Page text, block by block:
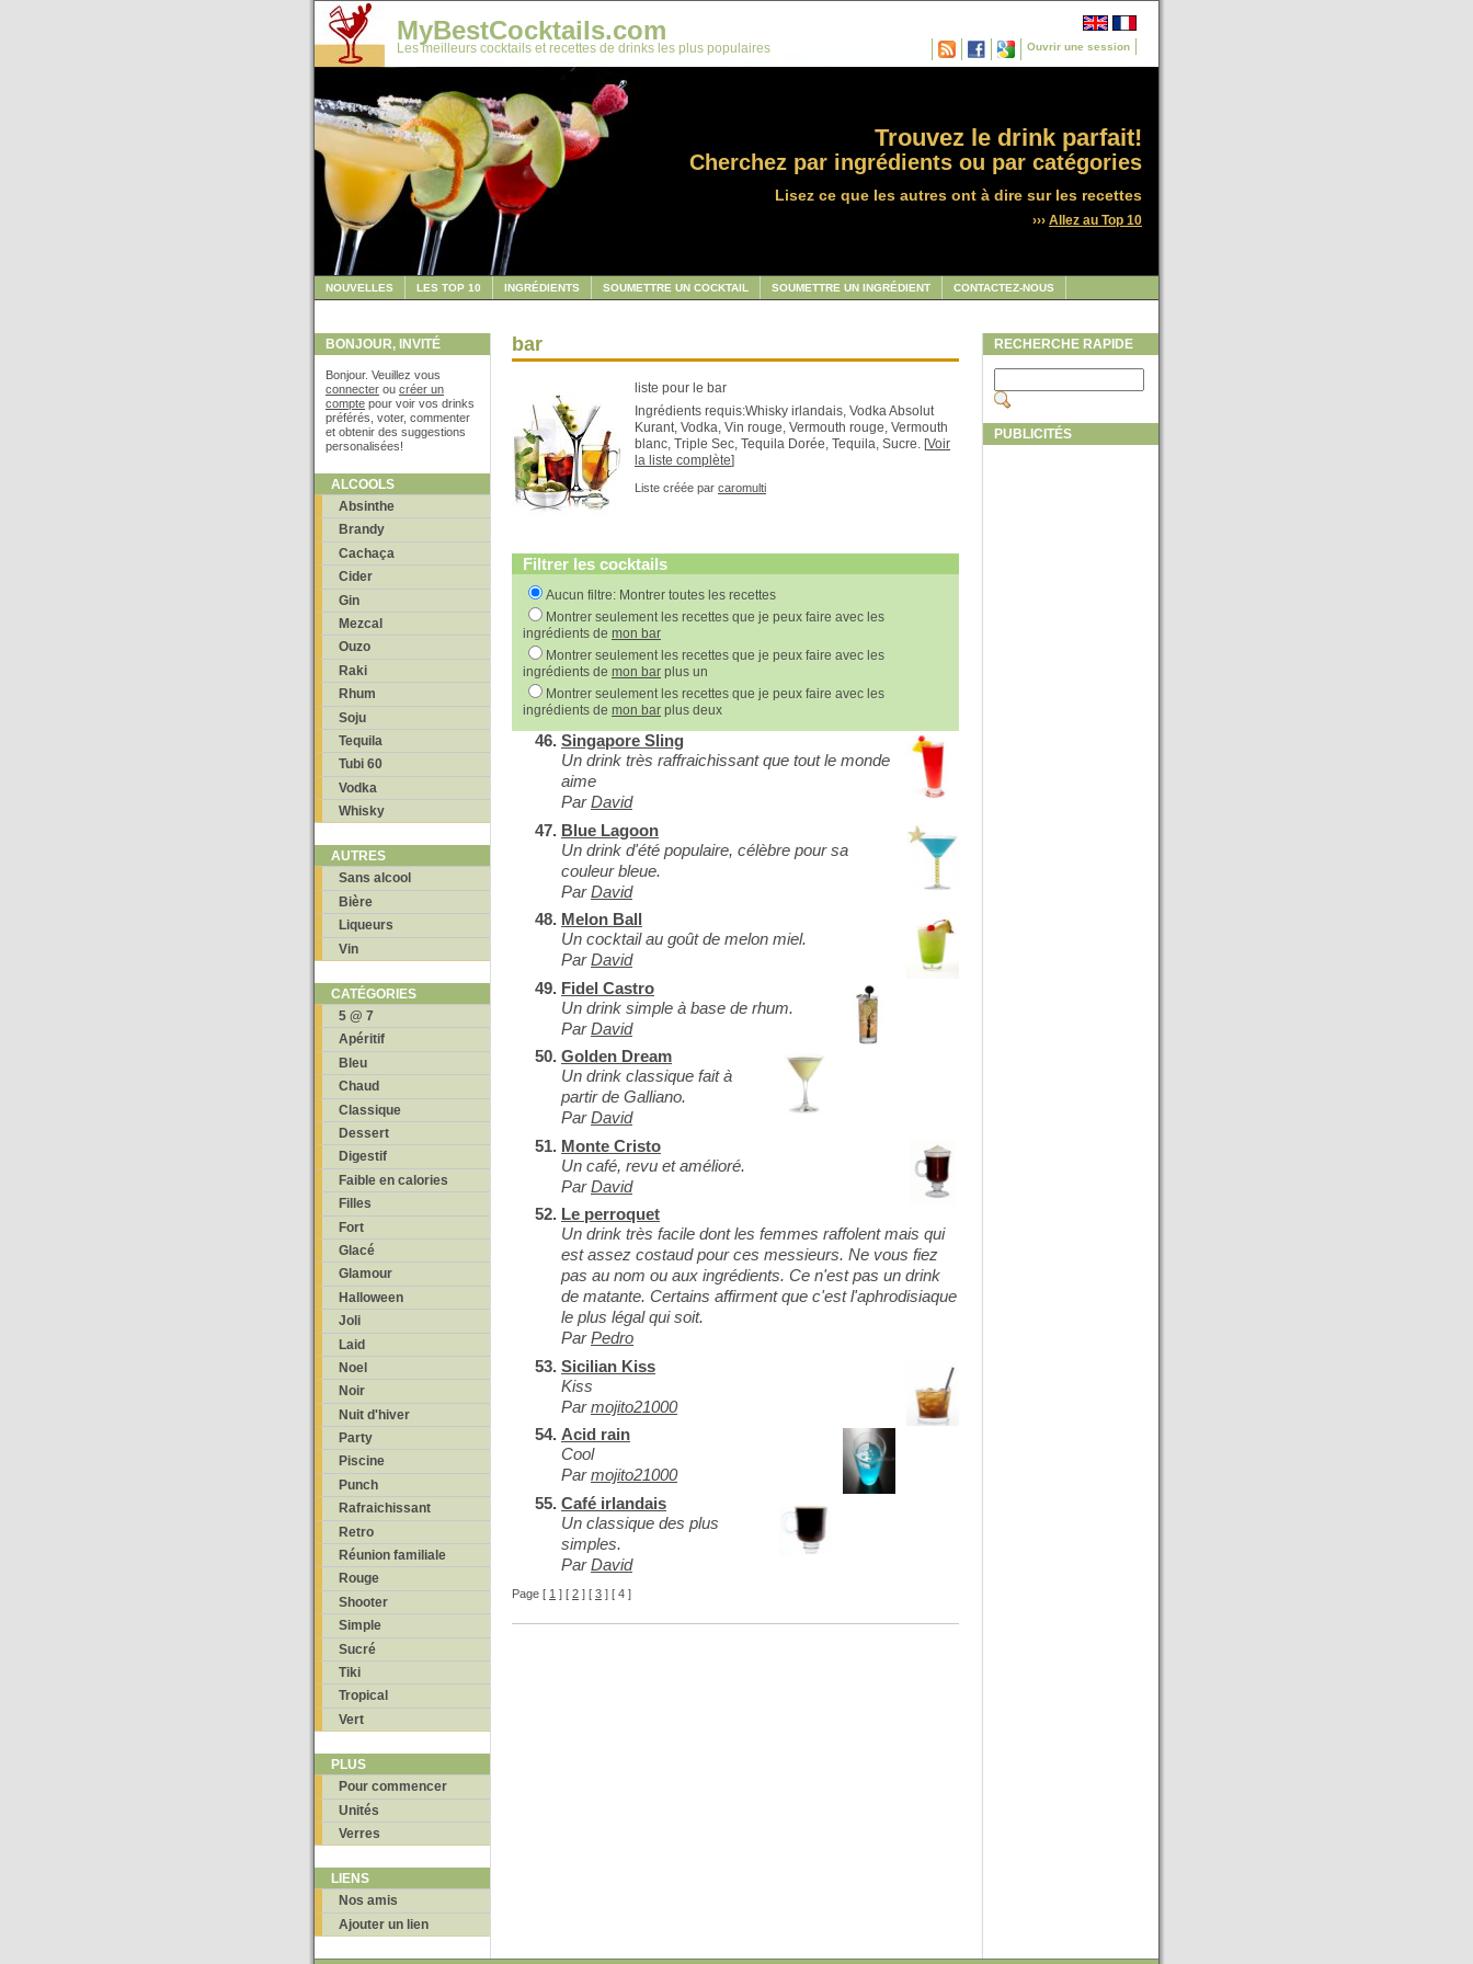
Ouvrir une session
MyBestCocktails.com
Les meilleurs cocktails et recettes de drinks les plus populaires
Trouvez le drink parfait!
Cherchez par ingrédients ou par catégories
Lisez ce que les autres ont à dire sur les recettes
››› Allez au Top 10
NOUVELLES LES TOP 10 INGRÉDIENTS SOUMETTRE UN COCKTAIL SOUMETTRE UN INGRÉDIENT CONTACTEZ-NOUS
BONJOUR, INVITÉ
Bonjour. Veuillez vous
connecter ou créer un
compte pour voir vos drinks
préférés, voter, commenter
et obtenir des suggestions
personalisées!
ALCOOLS
Absinthe
Brandy
Cachaça
Cider
Gin
Mezcal
Ouzo
Raki
Rhum
Soju
Tequila
Tubi 60
Vodka
Whisky
AUTRES
Sans alcool
Bière
Liqueurs
Vin
CATÉGORIES
5 @ 7
Apéritif
Bleu
Chaud
Classique
Dessert
Digestif
Faible en calories
Filles
Fort
Glacé
Glamour
Halloween
Joli
Laid
Noel
Noir
Nuit d'hiver
Party
Piscine
Punch
Rafraichissant
Retro
Réunion familiale
Rouge
Shooter
Simple
Sucré
Tiki
Tropical
Vert
PLUS
Pour commencer
Unités
Verres
LIENS
Nos amis
Ajouter un lien
bar
liste pour le bar
Ingrédients requis:Whisky irlandais, Vodka Absolut
Kurant, Vodka, Vin rouge, Vermouth rouge, Vermouth
blanc, Triple Sec, Tequila Dorée, Tequila, Sucre. [Voir
la liste complète]
Liste créée par caromulti
Filtrer les cocktails
Aucun filtre: Montrer toutes les recettes
Montrer seulement les recettes que je peux faire avec les
ingrédients de mon bar
Montrer seulement les recettes que je peux faire avec les
ingrédients de mon bar plus un
Montrer seulement les recettes que je peux faire avec les
ingrédients de mon bar plus deux
Singapore Sling
Un drink très raffraichissant que tout le monde
aime
ParDavid
Blue Lagoon
Un drink d'été populaire, célèbre pour sa
couleur bleue.
ParDavid
Melon Ball
Un cocktail au goût de melon miel.
ParDavid
Fidel Castro
Un drink simple à base de rhum.
ParDavid
Golden Dream
Un drink classique fait à
partir de Galliano.
ParDavid
Monte Cristo
Un café, revu et amélioré.
ParDavid
Le perroquet
Un drink très facile dont les femmes raffolent mais qui
est assez costaud pour ces messieurs. Ne vous fiez
pas au nom ou aux ingrédients. Ce n'est pas un drink
de matante. Certains affirment que c'est l'aphrodisiaque
le plus légal qui soit.
ParPedro
Sicilian Kiss
Kiss
Parmojito21000
Acid rain
Cool
Parmojito21000
Café irlandais
Un classique des plus
simples.
ParDavid
Page [ 1 ] [ 2 ] [ 3 ] [ 4 ]
RECHERCHE RAPIDE
PUBLICITÉS